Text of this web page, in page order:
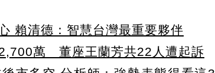
賴清德：智慧台灣最重要夥伴
萬 董座王蘭芳共22人遭起訴